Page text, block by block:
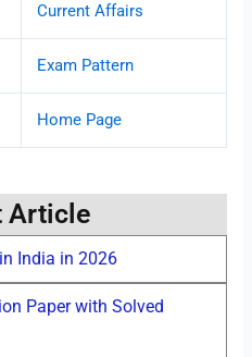
Current Affairs
Exam Pattern
Home Page
Article
India in 2026
Paper with Solved